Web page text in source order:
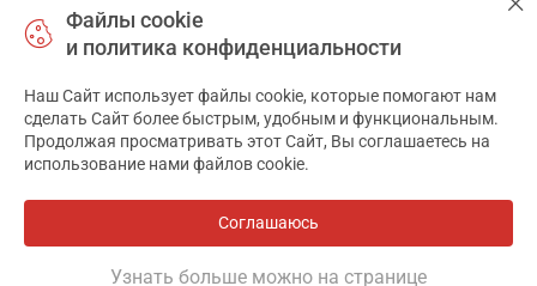
ПЕРЕД ПРИМЕНЕНИЕМ ПРЕПАРАТА
ПРОКОНСУЛЬТИРУЙТЕСЬ С ВРАЧОМ
ТОВ «АПТЕКА 911.ЮА» Код ЄДРПОУ 43631965.
Отказ от ответственности
АПТЕКА911.ЮА
Файлы cookie
и политика конфиденциальности
Наш Сайт использует файлы cookie, которые помогают нам
сделать Сайт более быстрым, удобным и функциональным.
Продолжая просматривать этот Сайт, Вы соглашаетесь на
использование нами файлов cookie.
Соглашаюсь
Узнать больше можно на странице
✕